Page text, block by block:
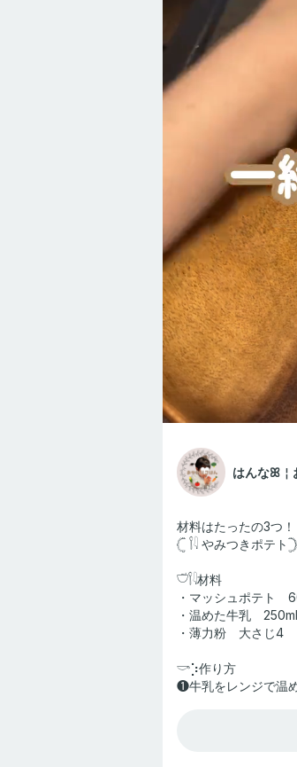
はんなꕤ︎︎￤
材料はたったの3つ！
𓊆 𓌉𓇋 やみつきポテト𓊇
𓎩𓌉𓇋材料
・マッシュポテト
・温めた牛乳 250ml
・薄力粉 大さじ4
𓎡⡱作り方
❶牛乳をレンジで温
❷ある程度混ぜたら